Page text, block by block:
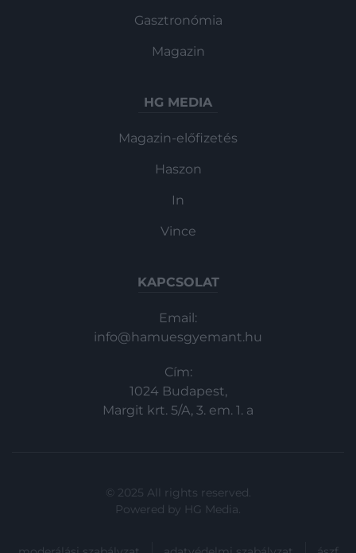
Gasztronómia
Magazin
HG MEDIA
Magazin-előfizetés
Haszon
In
Vince
KAPCSOLAT
Email:
info@hamuesgyemant.hu
Cím:
1024 Budapest,
Margit krt. 5/A, 3. em. 1. a
© 2025 All rights reserved.
Powered by HG Media.